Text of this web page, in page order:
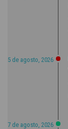
5 de agosto, 2026
7 de agosto, 2026